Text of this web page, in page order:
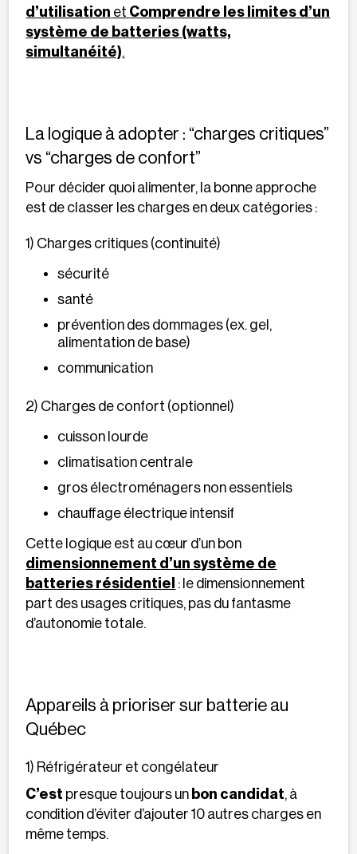
d’utilisation et Comprendre les limites d’un
système de batteries (watts,
simultanéité).
La logique à adopter : “charges critiques”
vs “charges de confort”
Pour décider quoi alimenter, la bonne approche
est de classer les charges en deux catégories :
1) Charges critiques (continuité)
sécurité
santé
prévention des dommages (ex. gel,
alimentation de base)
communication
2) Charges de confort (optionnel)
cuisson lourde
climatisation centrale
gros électroménagers non essentiels
chauffage électrique intensif
Cette logique est au cœur d’un bon
dimensionnement d’un système de
batteries résidentiel : le dimensionnement
part des usages critiques, pas du fantasme
d’autonomie totale.
Appareils à prioriser sur batterie au
Québec
1) Réfrigérateur et congélateur
C’est presque toujours un bon candidat, à
condition d’éviter d’ajouter 10 autres charges en
même temps.